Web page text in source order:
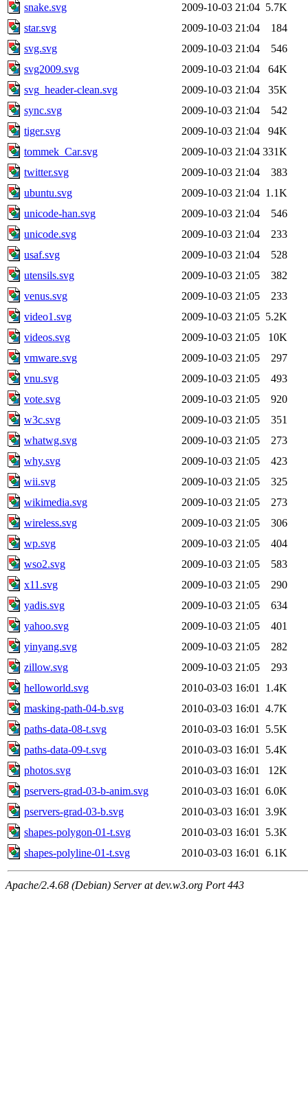
snake.svg
2009-10-03 21:04 5.7K
star.svg
2009-10-03 21:04
184
svg.svg
2009-10-03 21:04
546
svg2009.svg
2009-10-03 21:04
64K
svg_header-clean.svg
2009-10-03 21:04
35K
sync.svg
2009-10-03 21:04
542
tiger.svg
2009-10-03 21:04
94K
tommek_Car.svg
2009-10-03 21:04 331K
twitter.svg
2009-10-03 21:04
383
ubuntu.svg
2009-10-03 21:04 1.1K
unicode-han.svg
2009-10-03 21:04
546
unicode.svg
2009-10-03 21:04
233
usaf.svg
2009-10-03 21:04
528
utensils.svg
2009-10-03 21:05
382
venus.svg
2009-10-03 21:05
233
video1.svg
2009-10-03 21:05 5.2K
videos.svg
2009-10-03 21:05
10K
vmware.svg
2009-10-03 21:05
297
vnu.svg
2009-10-03 21:05
493
vote.svg
2009-10-03 21:05
920
w3c.svg
2009-10-03 21:05
351
whatwg.svg
2009-10-03 21:05
273
why.svg
2009-10-03 21:05
423
wii.svg
2009-10-03 21:05
325
wikimedia.svg
2009-10-03 21:05
273
wireless.svg
2009-10-03 21:05
306
wp.svg
2009-10-03 21:05
404
wso2.svg
2009-10-03 21:05
583
x11.svg
2009-10-03 21:05
290
yadis.svg
2009-10-03 21:05
634
yahoo.svg
2009-10-03 21:05
401
yinyang.svg
2009-10-03 21:05
282
zillow.svg
2009-10-03 21:05
293
helloworld.svg
2010-03-03 16:01
1.4K
masking-path-04-b.svg
2010-03-03 16:01
4.7K
paths-data-08-t.svg
2010-03-03 16:01
5.5K
paths-data-09-t.svg
2010-03-03 16:01
5.4K
photos.svg
2010-03-03 16:01
12K
pservers-grad-03-b-anim.svg
2010-03-03 16:01
6.0K
pservers-grad-03-b.svg
2010-03-03 16:01
3.9K
shapes-polygon-01-t.svg
2010-03-03 16:01
5.3K
shapes-polyline-01-t.svg
2010-03-03 16:01 6.1K
Apache/2.4.68 (Debian) Server at dev.w3.org Port 443